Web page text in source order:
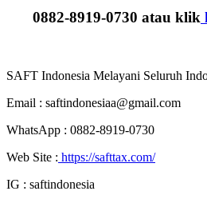
0882-8919-0730 atau klik
SAFT Indonesia Melayani Seluruh
Email : saftindonesiaa@gmail.com
WhatsApp : 0882-8919-0730
Web Site : https://safttax.com/
IG : saftindonesia